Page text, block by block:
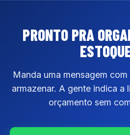
PRONTO PRA
Manda uma mensagem
armazenar. A gente indica a
orçamento sem